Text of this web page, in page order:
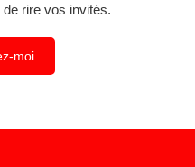
rire vos invités.
moi